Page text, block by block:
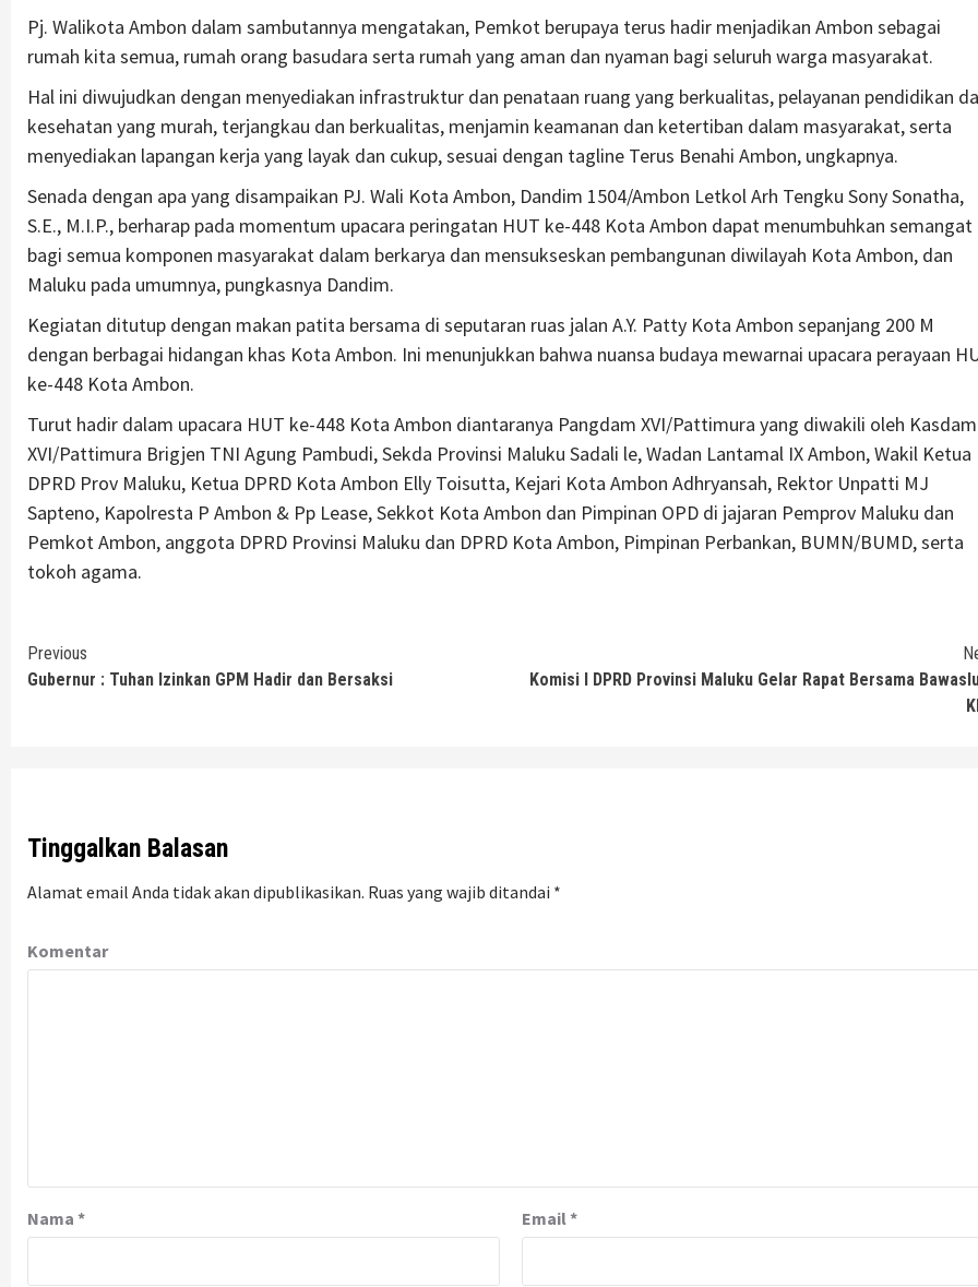
Pj. Walikota Ambon dalam sambutannya mengatakan, Pemkot berupaya terus hadir menjadikan Ambon sebagai
rumah kita semua, rumah orang basudara serta rumah yang aman dan nyaman bagi seluruh warga masyarakat.
Hal ini diwujudkan dengan menyediakan infrastruktur dan penataan ruang yang berkualitas, pelayanan pendidikan
kesehatan yang murah, terjangkau dan berkualitas, menjamin keamanan dan ketertiban dalam masyarakat, serta
menyediakan lapangan kerja yang layak dan cukup, sesuai dengan tagline Terus Benahi Ambon, ungkapnya.
Senada dengan apa yang disampaikan PJ. Wali Kota Ambon, Dandim 1504/Ambon Letkol Arh Tengku Sony Sonatha,
S.E., M.I.P., berharap pada momentum upacara peringatan HUT ke-448 Kota Ambon dapat menumbuhkan semangat
bagi semua komponen masyarakat dalam berkarya dan mensukseskan pembangunan diwilayah Kota Ambon, dan
Maluku pada umumnya, pungkasnya Dandim.
Kegiatan ditutup dengan makan patita bersama di seputaran ruas jalan A.Y. Patty Kota Ambon sepanjang 200 M
dengan berbagai hidangan khas Kota Ambon. Ini menunjukkan bahwa nuansa budaya mewarnai upacara perayaan
ke-448 Kota Ambon.
Turut hadir dalam upacara HUT ke-448 Kota Ambon diantaranya Pangdam XVI/Pattimura yang diwakili oleh Kasdam
XVI/Pattimura Brigjen TNI Agung Pambudi, Sekda Provinsi Maluku Sadali le, Wadan Lantamal IX Ambon, Wakil Ketua
DPRD Prov Maluku, Ketua DPRD Kota Ambon Elly Toisutta, Kejari Kota Ambon Adhryansah, Rektor Unpatti MJ
Sapteno, Kapolresta P Ambon & Pp Lease, Sekkot Kota Ambon dan Pimpinan OPD di jajaran Pemprov Maluku dan
Pemkot Ambon, anggota DPRD Provinsi Maluku dan DPRD Kota Ambon, Pimpinan Perbankan, BUMN/BUMD, serta
tokoh agama.
Continue
Reading
Previous
Gubernur : Tuhan Izinkan GPM Hadir dan Bersaksi
Komisi I DPRD Provinsi Maluku Gelar Rapat Bersama
Tinggalkan Balasan
Alamat email Anda tidak akan dipublikasikan. Ruas yang wajib ditandai *
Komentar
Nama * Email*